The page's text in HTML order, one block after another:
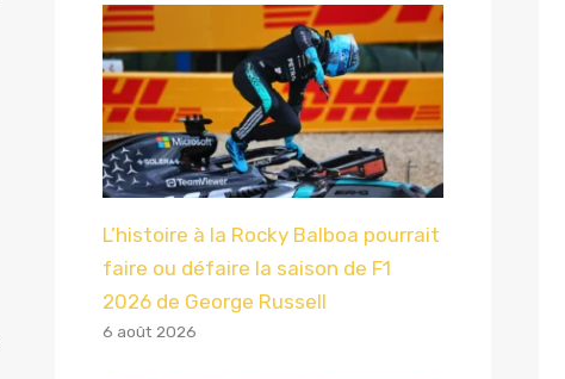
L’histoire à la Rocky Balboa pourrait
faire ou défaire la saison de F1
2026 de George Russell
6 août 2026